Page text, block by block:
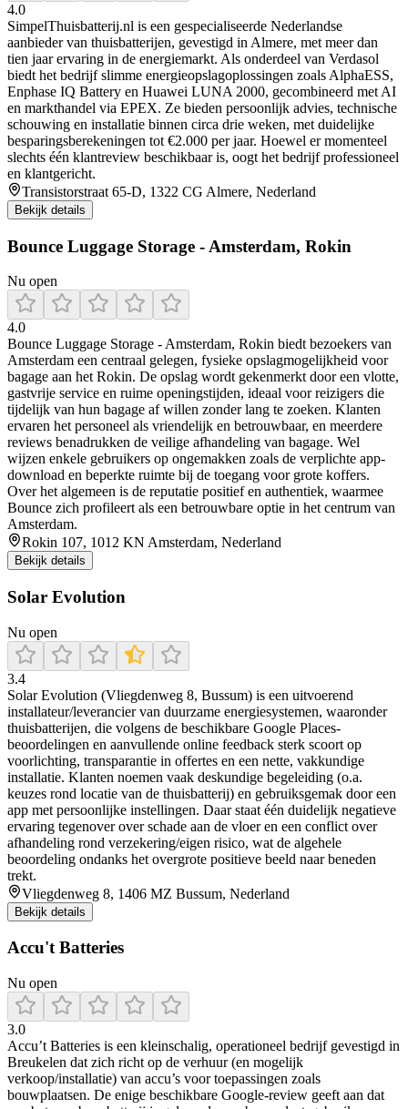
4.0
SimpelThuisbatterij.nl is een gespecialiseerde Nederlandse
aanbieder van thuisbatterijen, gevestigd in Almere, met meer dan
tien jaar ervaring in de energiemarkt. Als onderdeel van Verdasol
biedt het bedrijf slimme energieopslagoplossingen zoals AlphaESS,
Enphase IQ Battery en Huawei LUNA 2000, gecombineerd met AI
en markthandel via EPEX. Ze bieden persoonlijk advies, technische
schouwing en installatie binnen circa drie weken, met duidelijke
besparingsberekeningen tot €2.000 per jaar. Hoewel er momenteel
slechts één klantreview beschikbaar is, oogt het bedrijf professioneel
en klantgericht.
Transistorstraat 65-D, 1322 CG Almere, Nederland
Bekijk details
Bounce Luggage Storage - Amsterdam, Rokin
Nu open
4.0
Bounce Luggage Storage - Amsterdam, Rokin biedt bezoekers van
Amsterdam een centraal gelegen, fysieke opslagmogelijkheid voor
bagage aan het Rokin. De opslag wordt gekenmerkt door een vlotte,
gastvrije service en ruime openingstijden, ideaal voor reizigers die
tijdelijk van hun bagage af willen zonder lang te zoeken. Klanten
ervaren het personeel als vriendelijk en betrouwbaar, en meerdere
reviews benadrukken de veilige afhandeling van bagage. Wel
wijzen enkele gebruikers op ongemakken zoals de verplichte app-
download en beperkte ruimte bij de toegang voor grote koffers.
Over het algemeen is de reputatie positief en authentiek, waarmee
Bounce zich profileert als een betrouwbare optie in het centrum van
Amsterdam.
Rokin 107, 1012 KN Amsterdam, Nederland
Bekijk details
Solar Evolution
Nu open
3.4
Solar Evolution (Vliegdenweg 8, Bussum) is een uitvoerend
installateur/leverancier van duurzame energiesystemen, waaronder
thuisbatterijen, die volgens de beschikbare Google Places-
beoordelingen en aanvullende online feedback sterk scoort op
voorlichting, transparantie in offertes en een nette, vakkundige
installatie. Klanten noemen vaak deskundige begeleiding (o.a.
keuzes rond locatie van de thuisbatterij) en gebruiksgemak door een
app met persoonlijke instellingen. Daar staat één duidelijk negatieve
ervaring tegenover over schade aan de vloer en een conflict over
afhandeling rond verzekering/eigen risico, wat de algehele
beoordeling ondanks het overgrote positieve beeld naar beneden
trekt.
Vliegdenweg 8, 1406 MZ Bussum, Nederland
Bekijk details
Accu't Batteries
Nu open
3.0
Accu’t Batteries is een kleinschalig, operationeel bedrijf gevestigd in
Breukelen dat zich richt op de verhuur (en mogelijk
verkoop/installatie) van accu’s voor toepassingen zoals
bouwplaatsen. De enige beschikbare Google-review geeft aan dat